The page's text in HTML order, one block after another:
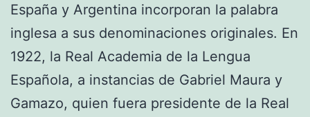
España y Argentina incorporan la palabra
inglesa a sus denominaciones originales. En
1922, la Real Academia de la Lengua
Española, a instancias de Gabriel Maura y
Gamazo, quien fuera presidente de la Real